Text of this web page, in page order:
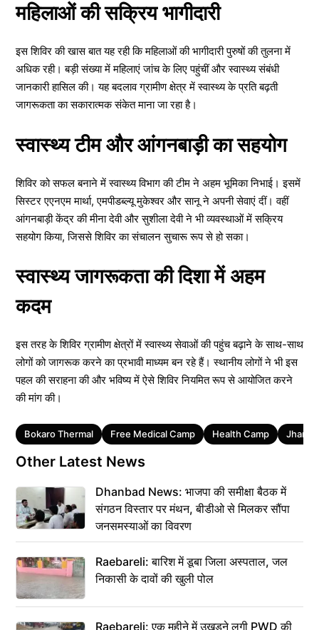
महिलाओं की सक्रिय भागीदारी
इस शिविर की खास बात यह रही कि महिलाओं की भागीदारी पुरुषों की तुलना में
अधिक रही। बड़ी संख्या में महिलाएं जांच के लिए पहुंचीं और स्वास्थ्य संबंधी
जानकारी हासिल की। यह बदलाव ग्रामीण क्षेत्र में स्वास्थ्य के प्रति बढ़ती
जागरूकता का सकारात्मक संकेत माना जा रहा है।
स्वास्थ्य टीम और आंगनबाड़ी का सहयोग
शिविर को सफल बनाने में स्वास्थ्य विभाग की टीम ने अहम भूमिका निभाई। इसमें
सिस्टर एएनएम मार्था, एमपीडब्ल्यू मुकेश्वर और सानू ने अपनी सेवाएं दीं। वहीं
आंगनबाड़ी केंद्र की मीना देवी और सुशीला देवी ने भी व्यवस्थाओं में सक्रिय
सहयोग किया, जिससे शिविर का संचालन सुचारू रूप से हो सका।
स्वास्थ्य जागरूकता की दिशा में अहम
कदम
इस तरह के शिविर ग्रामीण क्षेत्रों में स्वास्थ्य सेवाओं की पहुंच बढ़ाने के साथ-साथ
लोगों को जागरूक करने का प्रभावी माध्यम बन रहे हैं। स्थानीय लोगों ने भी इस
पहल की सराहना की और भविष्य में ऐसे शिविर नियमित रूप से आयोजित करने
की मांग की।
Tags
Bokaro Thermal Free Medical Camp Health Camp
Other Latest News
Dhanbad News: भाजपा की समीक्षा बैठक में
संगठन विस्तार पर मंथन, बीडीओ से मिलकर सौंपा
जनसमस्याओं का विवरण
Raebareli: बारिश में डूबा जिला अस्पताल, जल
निकासी के दावों की खुली पोल
Raebareli: एक महीने में उखड़ने लगी PWD की